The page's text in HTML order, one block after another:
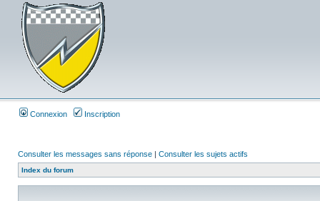
Connexion Inscription
Consulter les messages sans réponse | Consulter les sujets actifs
Index du forum